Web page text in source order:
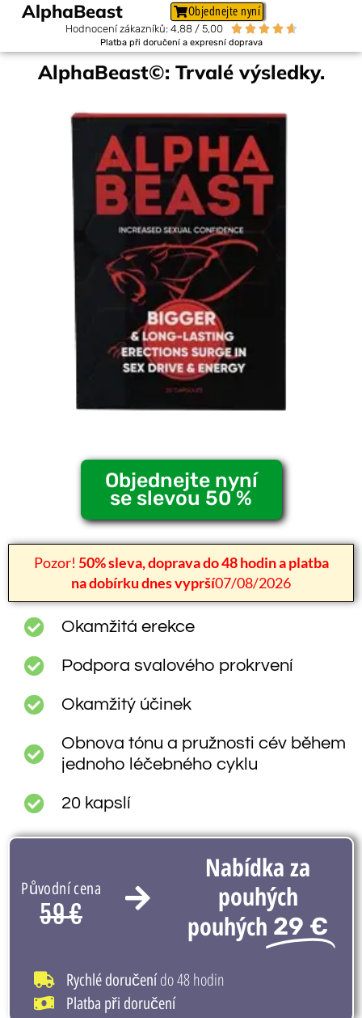
AlphaBeast Objednejte nyní
Hodnocení zákazníků: 4,88 / 5,00     
Platba při doručení a expresní doprava
AlphaBeast©: Trvalé výsledky.
Objednejte nyní
se slevou 50 %
Pozor! 50% sleva, doprava do 48 hodin a platba
na dobírku dnes vyprší07/08/2026
Okamžitá erekce
Podpora svalového prokrvení
Okamžitý účinek
Obnova tónu a pružnosti cév během
jednoho léčebného cyklu
20 kapslí
Původní cena
59 €
Nabídka za
pouhých
pouhých 29 €
Rychlé doručenído 48 hodin
Platba při doručení